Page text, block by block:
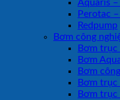
Aquaris –
Perotac
Redpump
Bơm công
Bơm trục
Bơm
Bơm
Bơm trục
Bơm trục